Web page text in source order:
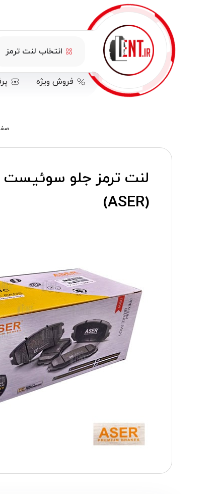
انتخاب لنت ترمز
فروش ویژه
(ASER)